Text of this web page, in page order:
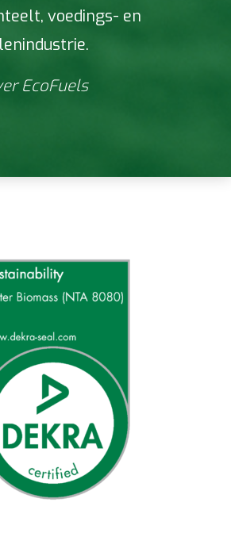
voedings- en
EcoFuels